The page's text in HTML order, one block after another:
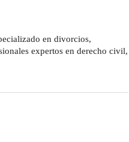
en divorcios,
expertos en derecho civil,